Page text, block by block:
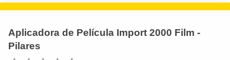
Aplicadora de Película Import 2000 Film -
Pilares